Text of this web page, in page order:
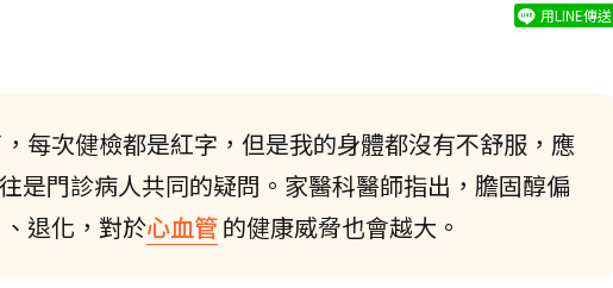
用LINE傳送
每次健檢都是紅字，但是我的身體都沒有不舒服，應
是門診病人共同的疑問。家醫科醫師指出，膽固醇偏
、退化，對於心血管的健康威脅也會越大。